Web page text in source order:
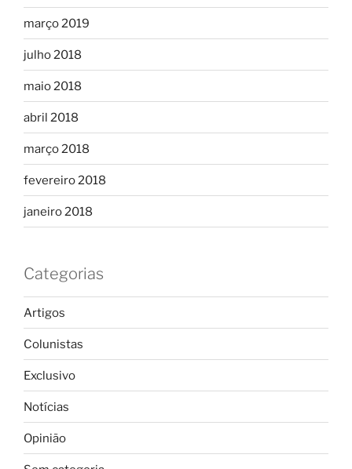
março 2019
julho 2018
maio 2018
abril 2018
março 2018
fevereiro 2018
janeiro 2018
Categorias
Artigos
Colunistas
Exclusivo
Notícias
Opinião